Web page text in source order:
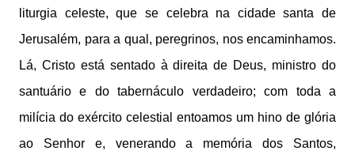
liturgia celeste, que se celebra na cidade santa de
Jerusalém, para a qual, peregrinos, nos encaminhamos.
Lá, Cristo está sentado à direita de Deus, ministro do
santuário e do tabernáculo verdadeiro; com toda a
milícia do exército celestial entoamos um hino de glória
ao Senhor e, venerando a memória dos Santos,